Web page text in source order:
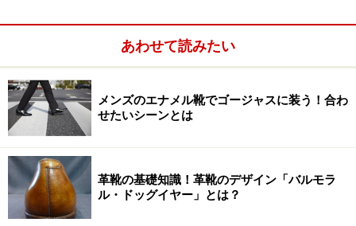
実効性はともかく、大人っぽく涼しげに見えるものとし
ご紹介したイントレチアートレザーを用いた
ものの他に、白い革の靴が代表選手に挙げられるでしょ
う。実際、ホワイトバックスやデッキシューズなどいわ
ゆるアメリカントラッドの範疇に入る白い紳士靴を、再
び多く目にするようになっていますよね？ その種の靴を
これまで散々けなしてきた方々が、突然しかも付け焼き
刃的に宗旨替えしてその種の靴を身に付けているのを見
ると、妙に寂しくかつ情けなくもなってしまうのですが
あわせて読みたい
メンズのエナメル靴でゴージャスに装う！合わ
せたいシーンとは
革靴の基礎知識！革靴のデザイン「バルモラ
ル・ドッグイヤー」とは？